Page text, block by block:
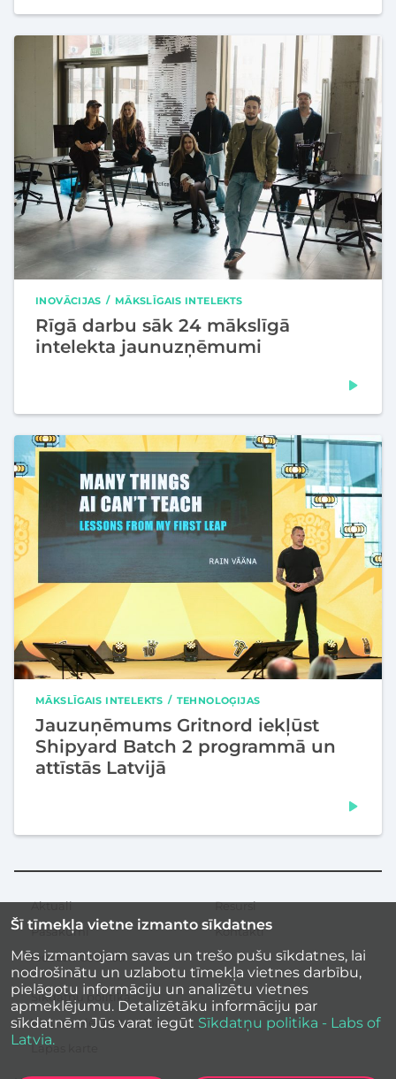
INOVĀCIJAS MĀKSLĪGAIS INTELEKTS
Rīgā darbu sāk 24 mākslīgā
intelekta jaunuzņēmumi
MĀKSLĪGAIS INTELEKTS TEHNOLOĢIJAS
Jauzuņēmums Gritnord iekļūst
Shipyard Batch 2 programmā un
attīstās Latvijā
Šī tīmekļa vietne izmanto sīkdatnes
Mēs izmantojam savas un trešo pušu sīkdatnes, lai
nodrošinātu un uzlabotu tīmekļa vietnes darbību,
pielāgotu informāciju un analizētu vietnes
apmeklējumu. Detalizētāku informāciju par
sīkdatnēm Jūs varat iegūt Sīkdatņu politika - Labs of
Latvia.
Sekundārā
izvēlne
Aktuāli
Pasākumi
Iedvesmas stāsti
Resursi
Kontakti
Sīkdatņu politika
Vietnes piekļūstamība
Lapas karte